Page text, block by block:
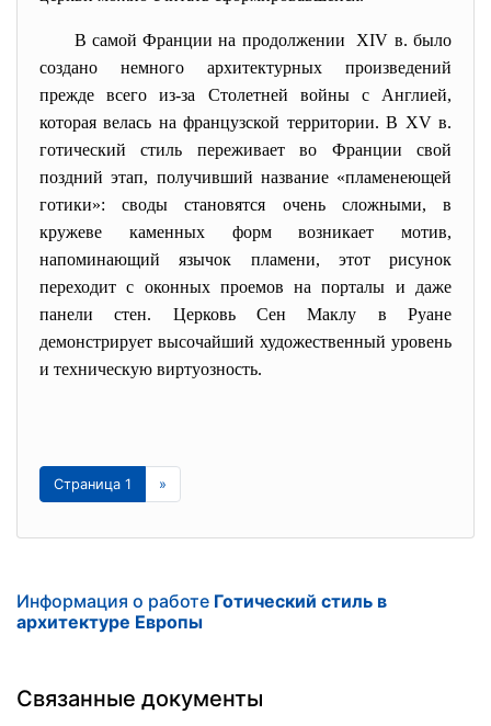
В самой Франции на продолжении XIV в. было
создано немного архитектурных произведений
прежде всего из-за Столетней войны с Англией,
которая велась на французской территории. В XV в.
готический стиль переживает во Франции свой
поздний этап, получивший название «пламенеющей
готики»: своды становятся очень сложными, в
кружеве каменных форм возникает мотив,
напоминающий язычок пламени, этот рисунок
переходит с оконных проемов на порталы и даже
панели стен. Церковь Сен Маклу в Руане
демонстрирует высочайший художественный уровень
и техническую виртуозность.
Страница 1 »
Информация о работе Готический стиль в
архитектуре Европы
Связанные документы